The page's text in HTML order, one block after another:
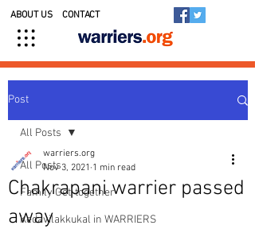
ABOUT US CONTACT
Post
All Posts
Family Get-together
Kedavilakkukal in WARRIERS
All Posts
Chakrapani warrier passed
away
warriers.org
Nov 3, 2021 1 min read